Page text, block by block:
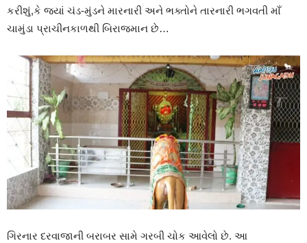
કરીશું,કે જ્યાં ચંડ-મુંડને મારનારી અને ભક્તોને તારનારી ભગવતી માઁ
ચામુંડા પ્રાચીનકાળથી બિરાજમાન છે…
ગિરનાર દરવાજાની બરાબર સામે ગરબી ચોક આવેલો છે. આ